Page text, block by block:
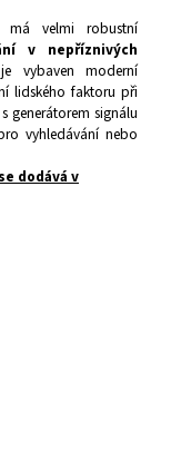
má velmi robustní
v nepříznivých
vybaven moderní
lidského faktoru při
generátorem signálu
vyhledávání nebo
dodává v